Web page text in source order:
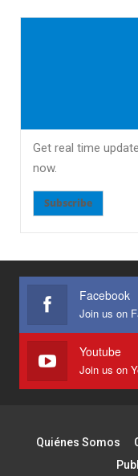
Get real time
now.
Subscribe
Facebook
Youtube
Join us on
Quiénes Somos